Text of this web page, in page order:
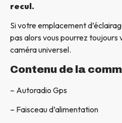
recul.
Si votre emplacement
pas alors vous pourrez toujours
caméra universel.
Contenu de la
– Autoradio Gps
– Faisceau d’alimentation